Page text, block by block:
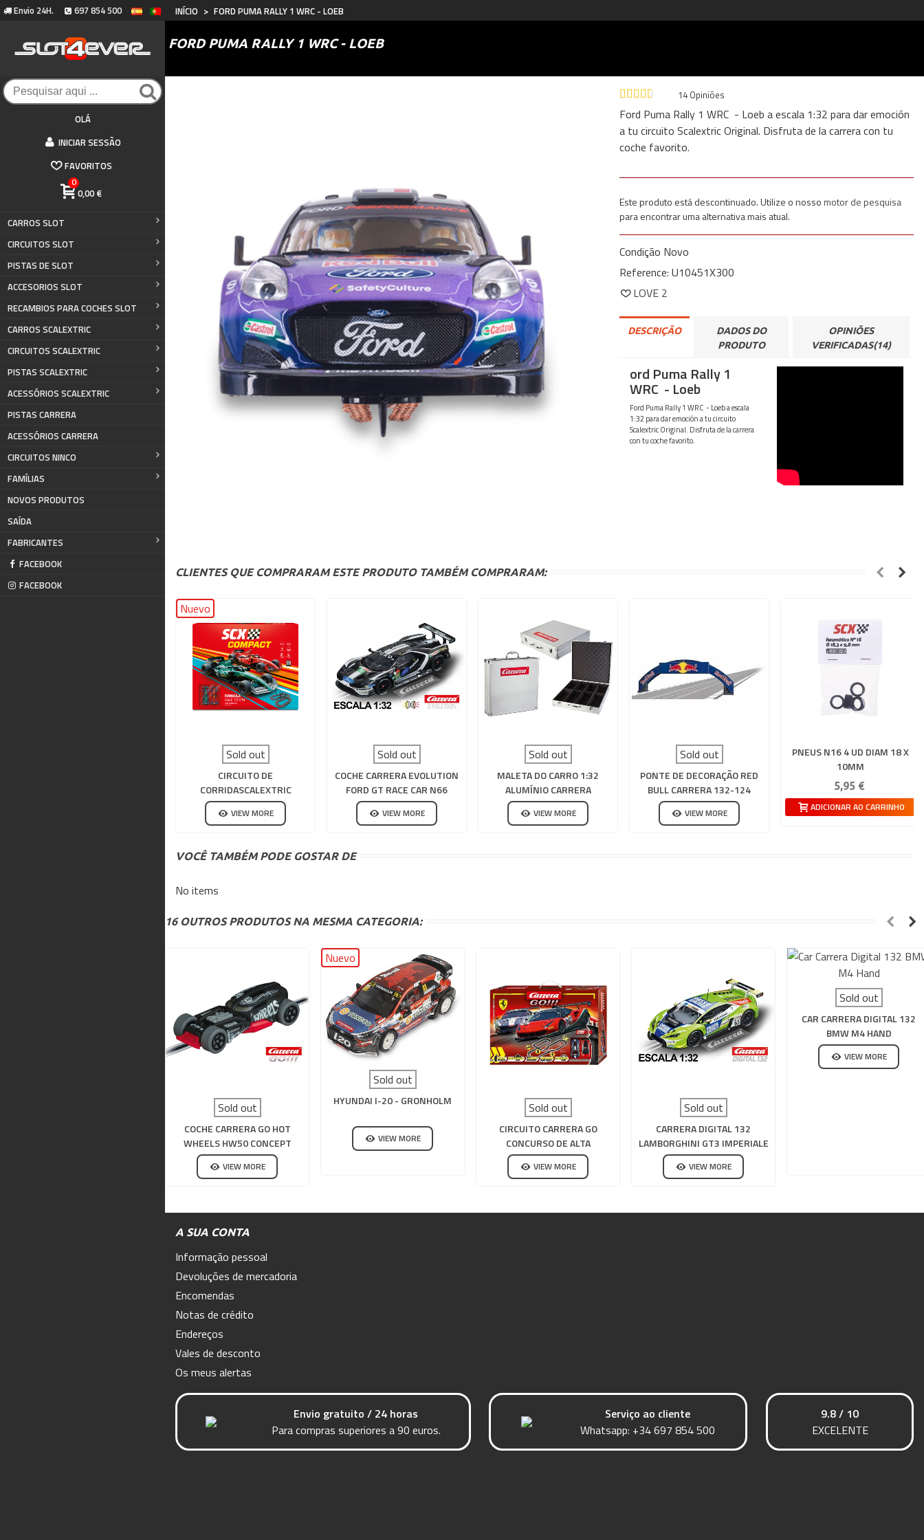
Envio 24H. 697 854 500
OLÁ
INICIAR SESSÃO
FAVORITOS
0
0,00 €
CARROS SLOT
CIRCUITOS SLOT
PISTAS DE SLOT
ACCESORIOS SLOT
RECAMBIOS PARA COCHES SLOT
CARROS SCALEXTRIC
CIRCUITOS SCALEXTRIC
PISTAS SCALEXTRIC
ACESSÓRIOS SCALEXTRIC
PISTAS CARRERA
ACESSÓRIOS CARRERA
CIRCUITOS NINCO
FAMÍLIAS
NOVOS PRODUTOS
SAÍDA
FABRICANTES
FACEBOOK
FACEBOOK
INÍCIO > FORD PUMA RALLY 1 WRC - LOEB
FORD PUMA RALLY 1 WRC - LOEB
14 Opiniões
Ford Puma Rally 1 WRC - Loeb a escala 1:32 para dar emoción
a tu circuito Scalextric Original. Disfruta de la carrera con tu
coche favorito.
Este produto está descontinuado. Utilize o nossomotor de pesquisa
para encontrar uma alternativa mais atual.
Condição Novo
Reference: U10451X300
LOVE 2
DESCRIÇÃO
DADOS DO
PRODUTO
OPINIÕES
VERIFICADAS(14)
ord Puma Rally 1
WRC - Loeb
Ford Puma Rally 1 WRC - Loeb a escala
1:32 para dar emoción a tu circuito
Scalextric Original. Disfruta de la carrera
con tu coche favorito.
CLIENTES QUE COMPRARAM ESTE PRODUTO TAMBÉM COMPRARAM:
Nuevo
Sold out
CIRCUITO DE
CORRIDASCALEXTRIC
COMPACT FORMULA RACE TO
WIN
VIEW MORE
Sold out
COCHE CARRERA EVOLUTION
FORD GT RACE CAR N66
VIEW MORE
Sold out
MALETA DO CARRO 1:32
ALUMÍNIO CARRERA
EVOLUTION-DIGITAL 132
VIEW MORE
Sold out
PONTE DE DECORAÇÃO RED
BULL CARRERA 132-124
VIEW MORE
PNEUS N16 4 UD DIAM 18 X
10MM
5,95 €
ADICIONAR AO CARRINHO
VOCÊ TAMBÉM PODE GOSTAR DE
No items
16 OUTROS PRODUTOS NA MESMA CATEGORIA:
Sold out
COCHE CARRERA GO HOT
WHEELS HW50 CONCEPT
VIEW MORE
Nuevo
Sold out
HYUNDAI I-20 - GRONHOLM
VIEW MORE
Sold out
CIRCUITO CARRERA GO
CONCURSO DE ALTA
VELOCIDADE
VIEW MORE
Sold out
CARRERA DIGITAL 132
LAMBORGHINI GT3 IMPERIALE
RACING CARRO N63
VIEW MORE
Sold out
CAR CARRERA DIGITAL 132
BMW M4 HAND
VIEW MORE
A SUA CONTA
Informação pessoal
Devoluções de mercadoria
Encomendas
Notas de crédito
Endereços
Vales de desconto
Os meus alertas
Envio gratuito / 24 horas
Para compras superiores a 90 euros.
Serviço ao cliente
Whatsapp: +34 697 854 500
9.8 / 10
EXCELENTE